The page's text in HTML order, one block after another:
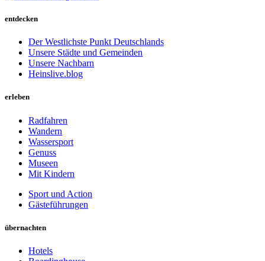
entdecken
Der Westlichste Punkt Deutschlands
Unsere Städte und Gemeinden
Unsere Nachbarn
Heinslive.blog
erleben
Radfahren
Wandern
Wassersport
Genuss
Museen
Mit Kindern
Sport und Action
Gästeführungen
übernachten
Hotels